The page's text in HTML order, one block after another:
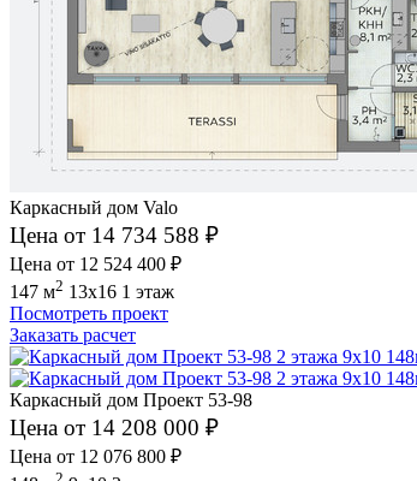
Каркасный дом Valo
Цена от 14 734 588 ₽
Цена от 12 524 400 ₽
147 м2 13x16 1 этаж
Посмотреть проект
Заказать расчет
Каркасный дом Проект 53-98
Цена от 14 208 000 ₽
Цена от 12 076 800 ₽